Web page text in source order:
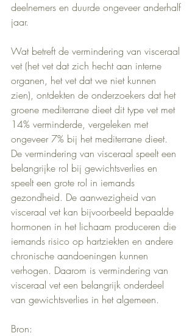
deelnemers en duurde ongeveer anderhalf
jaar.
Wat betreft de vermindering van visceraal
vet (het vet dat zich hecht aan interne
organen, het vet dat we niet kunnen
zien), ontdekten de onderzoekers dat het
groene mediterrane dieet dit type vet met
14% verminderde, vergeleken met
ongeveer 7% bij het mediterrane dieet.
De vermindering van visceraal speelt een
belangrijke rol bij gewichtsverlies en
speelt een grote rol in iemands
gezondheid. De aanwezigheid van
visceraal vet kan bijvoorbeeld bepaalde
hormonen in het lichaam produceren die
iemands risico op hartziekten en andere
chronische aandoeningen kunnen
verhogen. Daarom is vermindering van
visceraal vet een belangrijk onderdeel
van gewichtsverlies in het algemeen.
Bron: